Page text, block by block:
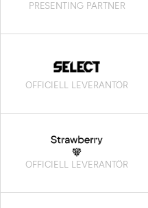
PRESENTING PARTNER
OFFICIELL LEVERANTÖR
OFFICIELL LEVERANTÖR